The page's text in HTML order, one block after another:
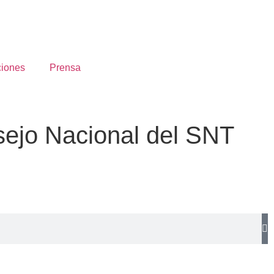
Prensa
Nacional del SNT